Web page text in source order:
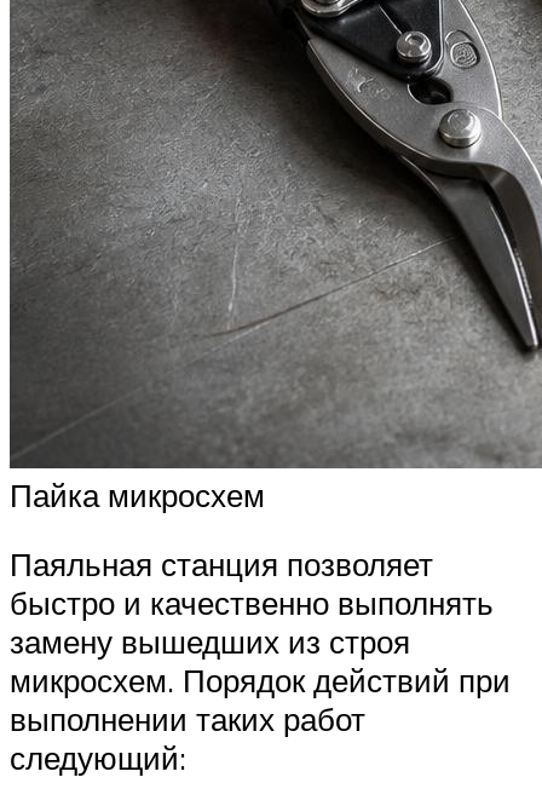
Пайка микросхем
Паяльная станция позволяет
быстро и качественно выполнять
замену вышедших из строя
микросхем. Порядок действий при
выполнении таких работ
следующий: